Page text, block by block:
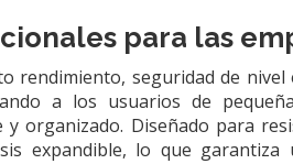
para las
rendimiento, seguridad de
a los usuarios de
organizado. Diseñado para
expandible, lo que